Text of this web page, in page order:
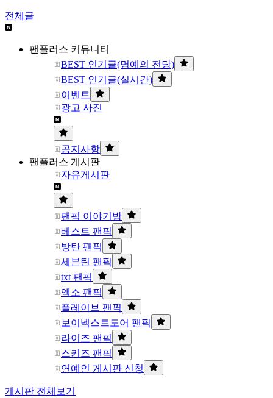
전체글
팬플러스 커뮤니티
BEST 인기글(명예의 전당)
BEST 인기글(실시간)
이벤트
광고 사진
공지사항
팬플러스 게시판
자유게시판
팬픽 이야기방
베스트 팬픽
방탄 팬픽
세븐틴 팬픽
txt 팬픽
엑소 팬픽
플레이브 팬픽
보이넥스트도어 팬픽
라이즈 팬픽
스키즈 팬픽
연예인 게시판 신청
게시판 전체보기